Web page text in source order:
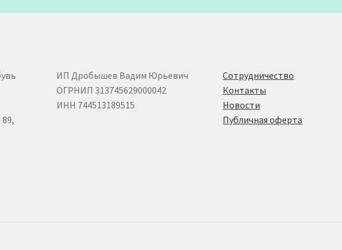
ИП Дробышев Вадим Юрьевич
ОГРНИП 313745629000042
ИНН 744513189515
Сотрудничество
Контакты
Новости
Публичная оферта